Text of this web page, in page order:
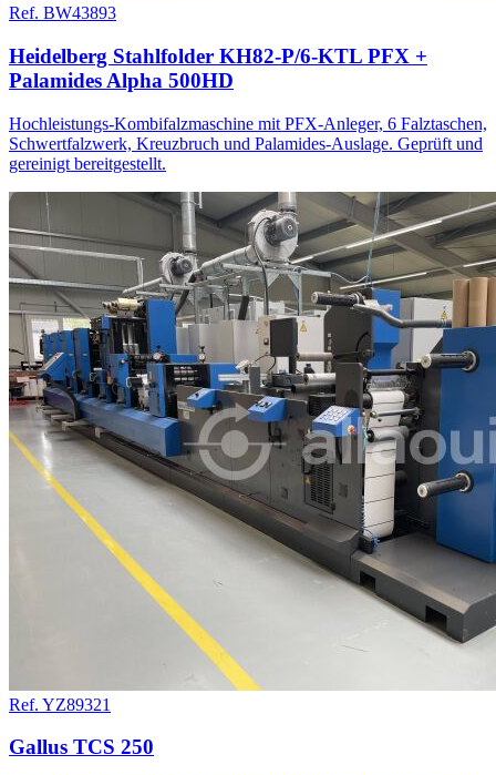
Ref. BW43893
Heidelberg Stahlfolder KH82-P/6-KTL PFX +
Palamides Alpha 500HD
Hochleistungs-Kombifalzmaschine mit PFX-Anleger, 6 Falztaschen,
Schwertfalzwerk, Kreuzbruch und Palamides-Auslage. Geprüft und
gereinigt bereitgestellt.
Ref. YZ89321
Gallus TCS 250